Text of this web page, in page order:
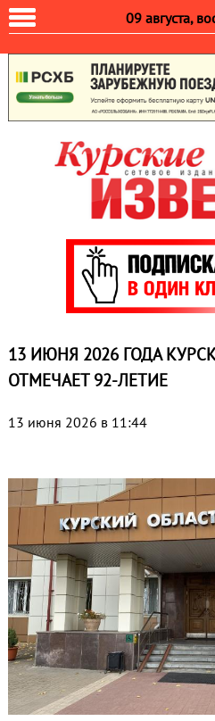
09 августа,
13 ИЮНЯ 2026 ГОДА
ОТМЕЧАЕТ 92‑ЛЕТИЕ
13 июня 2026 в 11:44